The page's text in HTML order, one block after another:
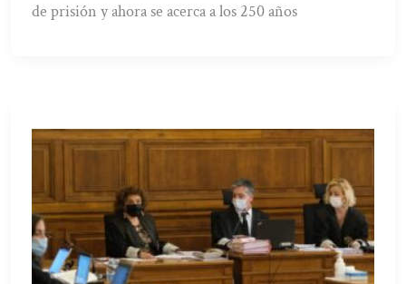
de prisión y ahora se acerca a los 250 años